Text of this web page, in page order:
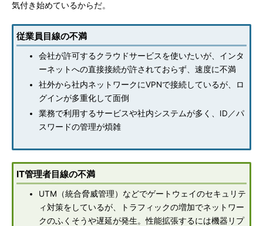
気付き始めているからだ。
従業員目線の不満
会社が許可するクラウドサービスを使いたいが、インタ
ーネットへの直接接続が許されておらず、速度に不満
社外から社内ネットワークにVPNで接続しているが、ロ
グインが多重化して面倒
業務で利用するサービスや社内システムが多く、ID／パ
スワードの管理が煩雑
IT管理者目線の不満
UTM（統合脅威管理）などでゲートウェイのセキュリテ
ィ対策をしているが、トラフィックの増加でネットワー
クのふくそうや遅延が発生。性能拡張するには機器リプ